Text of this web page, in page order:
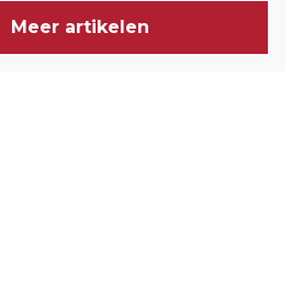
Meer artikelen